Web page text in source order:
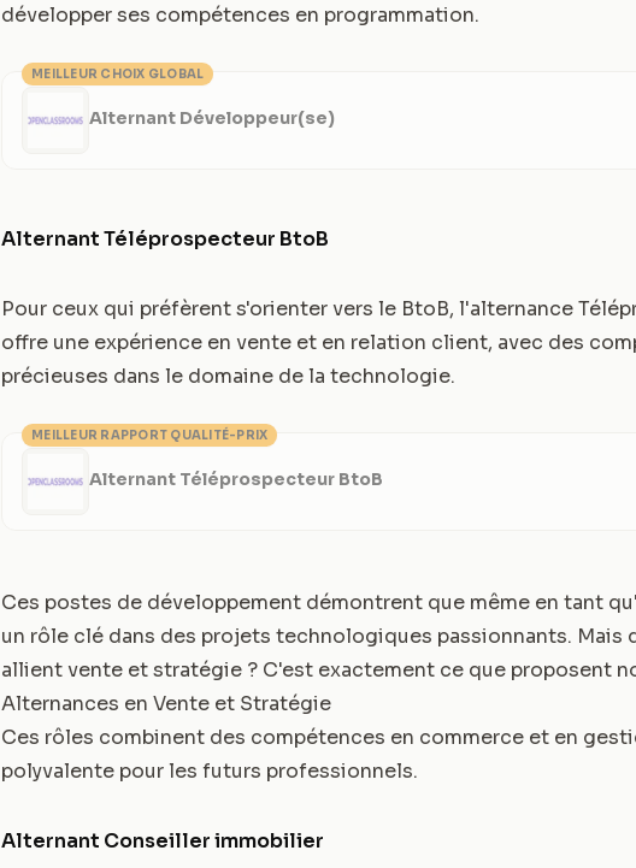
développer ses compétences en programmation.
MEILLEUR CHOIX GLOBAL
Alternant Développeur(se)
Alternant Téléprospecteur BtoB
Pour ceux qui préfèrent s'orienter vers le BtoB, l'alternance
offre une expérience en vente et en relation client, avec des
précieuses dans le domaine de la technologie.
MEILLEUR RAPPORT QUALITÉ-PRIX
Alternant Téléprospecteur BtoB
Ces postes de développement démontrent que même en tant
un rôle clé dans des projets technologiques passionnants. Mais
allient vente et stratégie ? C'est exactement ce que proposent
Alternances en Vente et Stratégie
Ces rôles combinent des compétences en commerce et en
polyvalente pour les futurs professionnels.
Alternant Conseiller immobilier